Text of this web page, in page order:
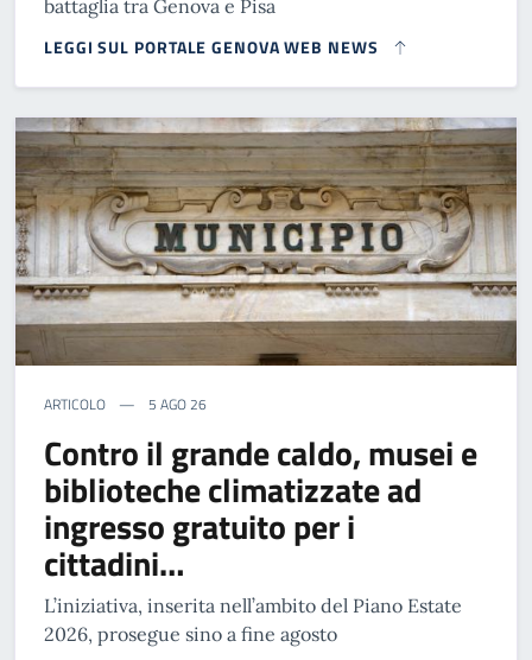
battaglia tra Genova e Pisa
LEGGI SUL PORTALE GENOVA WEB NEWS
ARTICOLO 5 AGO 26
Contro il grande caldo, musei e
biblioteche climatizzate ad
ingresso gratuito per i
cittadini…
L’iniziativa, inserita nell’ambito del Piano Estate
2026, prosegue sino a fine agosto